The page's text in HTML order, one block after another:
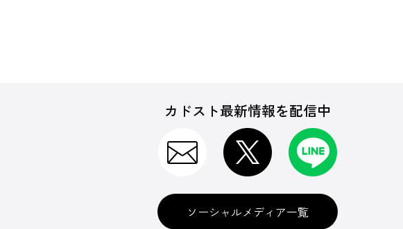
カドスト最新情報を配信中
ソーシャルメディア一覧